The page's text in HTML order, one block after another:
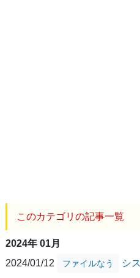
このカテゴリの記事一覧
2024年 01月
2024/01/12
ファイルなう シ